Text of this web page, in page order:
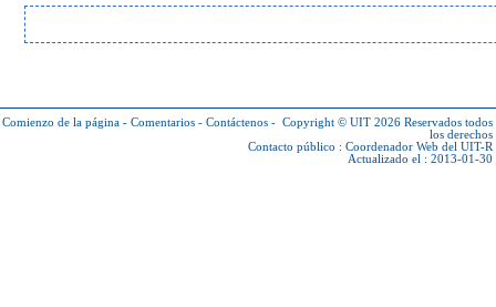
Comienzo de la página - Comentarios - Contáctenos - Copyright © UIT 2026 Reservados todos
los derechos
Contacto público : Coordenador Web del UIT-R
Actualizado el : 2013-01-30